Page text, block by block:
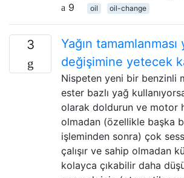
9
oil oil-change
3
Yağın tamamlanması
değişimine yetecek
Nispeten yeni bir benzinli
ester bazlı yağ
olarak doldurun ve motor
olmadan (özellikle başka
işleminden sonra) çok
çalışır ve sahip olmadan
kolayca çıkabilir daha